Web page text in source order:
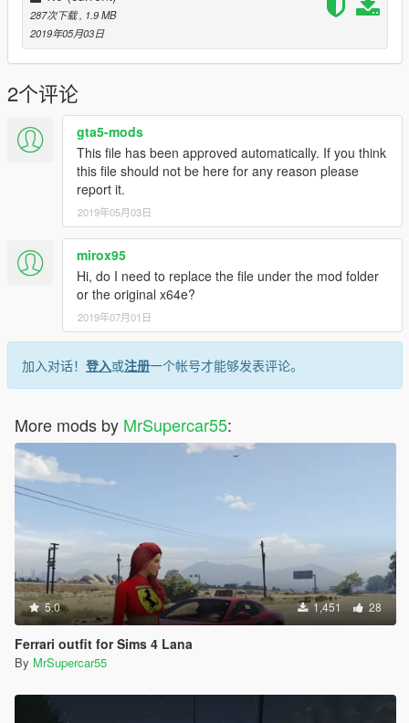
287次下载 , 1.9 MB
2019年05月03日
2个评论
gta5-mods
This file has been approved automatically. If you think
this file should not be here for any reason please
report it.
2019年05月03日
mirox95
Hi, do I need to replace the file under the mod folder
or the original x64e?
2019年07月01日
加入对话！ 登入或注册一个帐号才能够发表评论。
More mods by MrSupercar55:
5.0 1,451 28
Ferrari outfit for Sims 4 Lana
By MrSupercar55